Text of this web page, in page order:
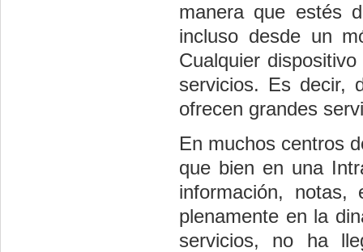
manera que estés
incluso desde un
Cualquier
servicios. Es decir,
ofrecen grandes
En muchos centros
que bien en una
información,
plenamente en la
servicios, no ha